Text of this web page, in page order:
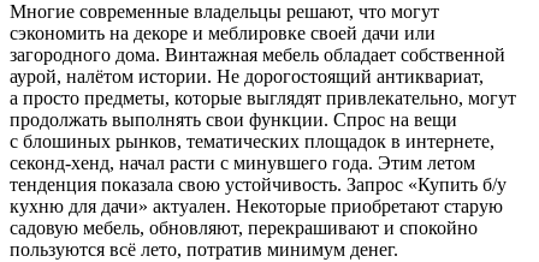
Многие современные владельцы решают, что могут
сэкономить на декоре и меблировке своей дачи или
загородного дома. Винтажная мебель обладает собственной
аурой, налётом истории. Не дорогостоящий антиквариат,
а просто предметы, которые выглядят привлекательно, могут
продолжать выполнять свои функции. Спрос на вещи
с блошиных рынков, тематических площадок в интернете,
секонд-хенд, начал расти с минувшего года. Этим летом
тенденция показала свою устойчивость. Запрос «Купить б/у
кухню для дачи» актуален. Некоторые приобретают старую
садовую мебель, обновляют, перекрашивают и спокойно
пользуются всё лето, потратив минимум денег.